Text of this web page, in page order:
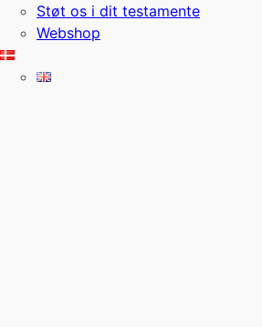
Støt os i dit testamente
Webshop